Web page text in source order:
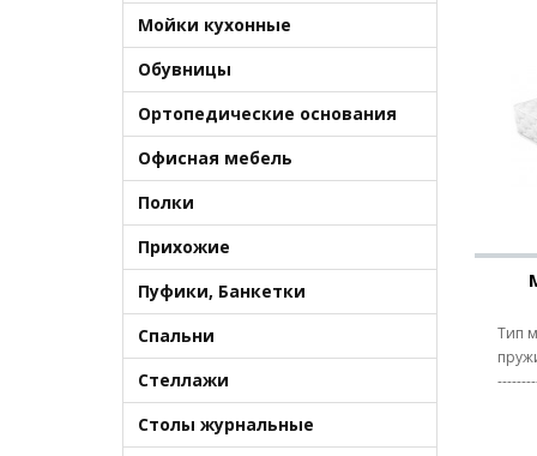
Мойки кухонные
Обувницы
Ортопедические основания
Офисная мебель
Полки
Прихожие
Пуфики, Банкетки
Спальни
Стеллажи
Столы журнальные
Тип